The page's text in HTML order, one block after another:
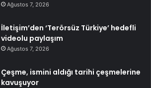
Ağustos 7, 2026
İletişim’den ‘Terörsüz Türkiye’ hedefli
videolu paylaşım
Ağustos 7, 2026
Çeşme, ismini aldığı tarihi çeşmelerine
kavuşuyor